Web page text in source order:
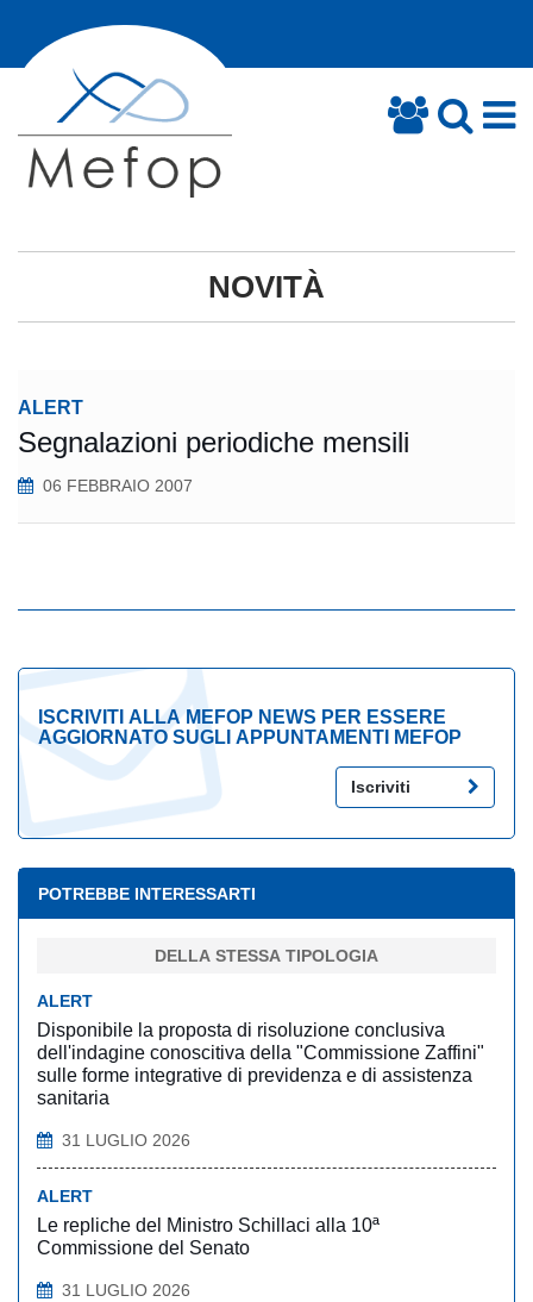
NOVITÀ
ALERT
Segnalazioni periodiche mensili
06 FEBBRAIO 2007
ISCRIVITI ALLA MEFOP NEWS PER ESSERE
AGGIORNATO SUGLI APPUNTAMENTI MEFOP
Iscriviti
POTREBBE INTERESSARTI
DELLA STESSA TIPOLOGIA
ALERT
Disponibile la proposta di risoluzione conclusiva
dell'indagine conoscitiva della "Commissione Zaffini"
sulle forme integrative di previdenza e di assistenza
sanitaria
31 LUGLIO 2026
ALERT
Le repliche del Ministro Schillaci alla 10ª
Commissione del Senato
31 LUGLIO 2026